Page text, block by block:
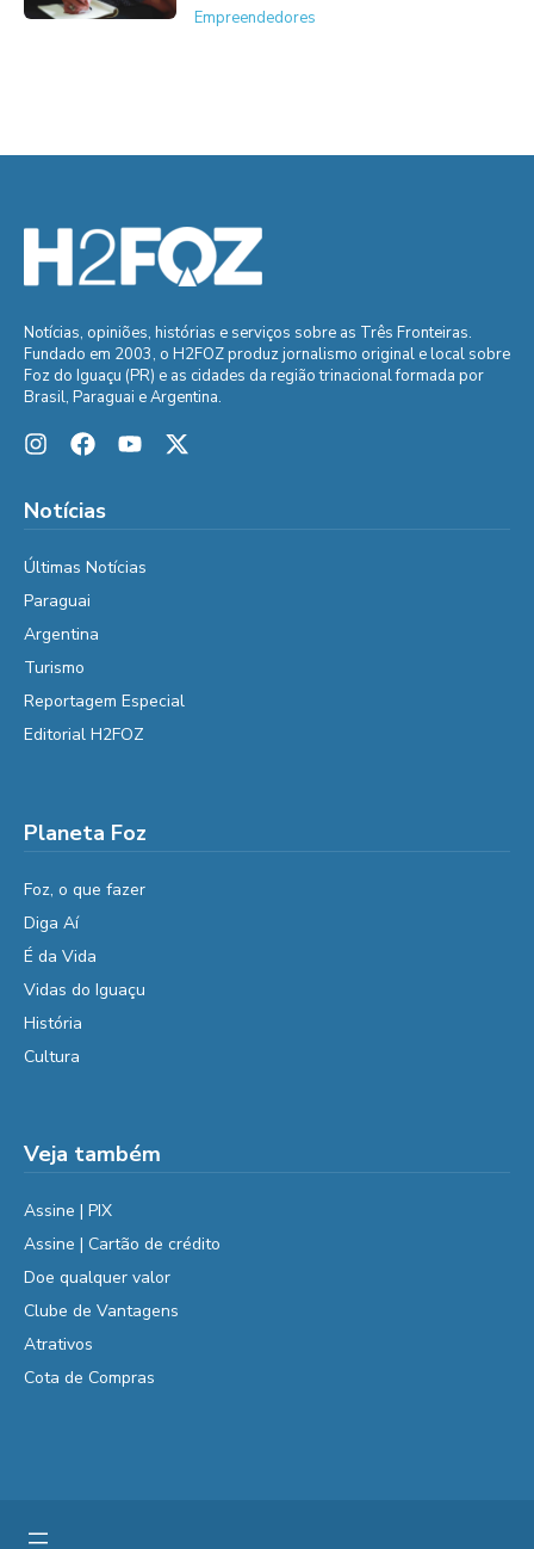
Empreendedores
Notícias, opiniões, histórias e serviços sobre as Três Fronteiras.
Fundado em 2003, o H2FOZ produz jornalismo original e local sobre
Foz do Iguaçu (PR) e as cidades da região trinacional formada por
Brasil, Paraguai e Argentina.
Notícias
Últimas Notícias
Paraguai
Argentina
Turismo
Reportagem Especial
Editorial H2FOZ
Planeta Foz
Foz, o que fazer
Diga Aí
É da Vida
Vidas do Iguaçu
História
Cultura
Veja também
Assine | PIX
Assine | Cartão de crédito
Doe qualquer valor
Clube de Vantagens
Atrativos
Cota de Compras